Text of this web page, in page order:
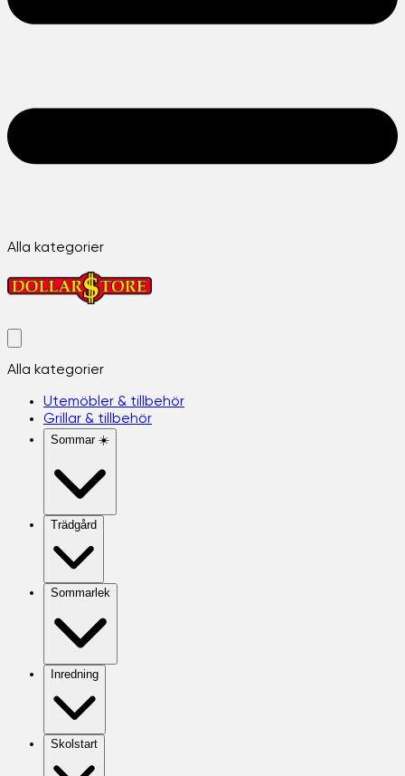
Alla kategorier
Alla kategorier
Utemöbler & tillbehör
Grillar & tillbehör
Sommar ☀️
Trädgård
Sommarlek
Inredning
Skolstart